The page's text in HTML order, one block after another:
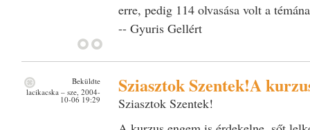
erre, pedig 114 olvasása volt a
-- Gyuris Gellért
Sziasztok Szentek!A
Sziasztok Szentek!
Beküldte
lacikacska – sze, 2004-
10-06 19:29